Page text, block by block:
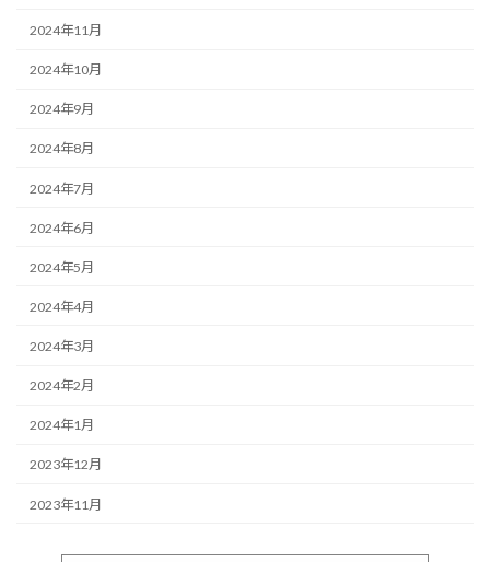
2024年11月
2024年10月
2024年9月
2024年8月
2024年7月
2024年6月
2024年5月
2024年4月
2024年3月
2024年2月
2024年1月
2023年12月
2023年11月